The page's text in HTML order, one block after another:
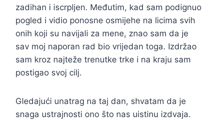
zadihan i iscrpljen. Međutim, kad sam podignuo
pogled i vidio ponosne osmijehe na licima svih
onih koji su navijali za mene, znao sam da je
sav moj naporan rad bio vrijedan toga. Izdržao
sam kroz najteže trenutke trke i na kraju sam
postigao svoj cilj.
Gledajući unatrag na taj dan, shvatam da je
snaga ustrajnosti ono što nas uistinu izdvaja.